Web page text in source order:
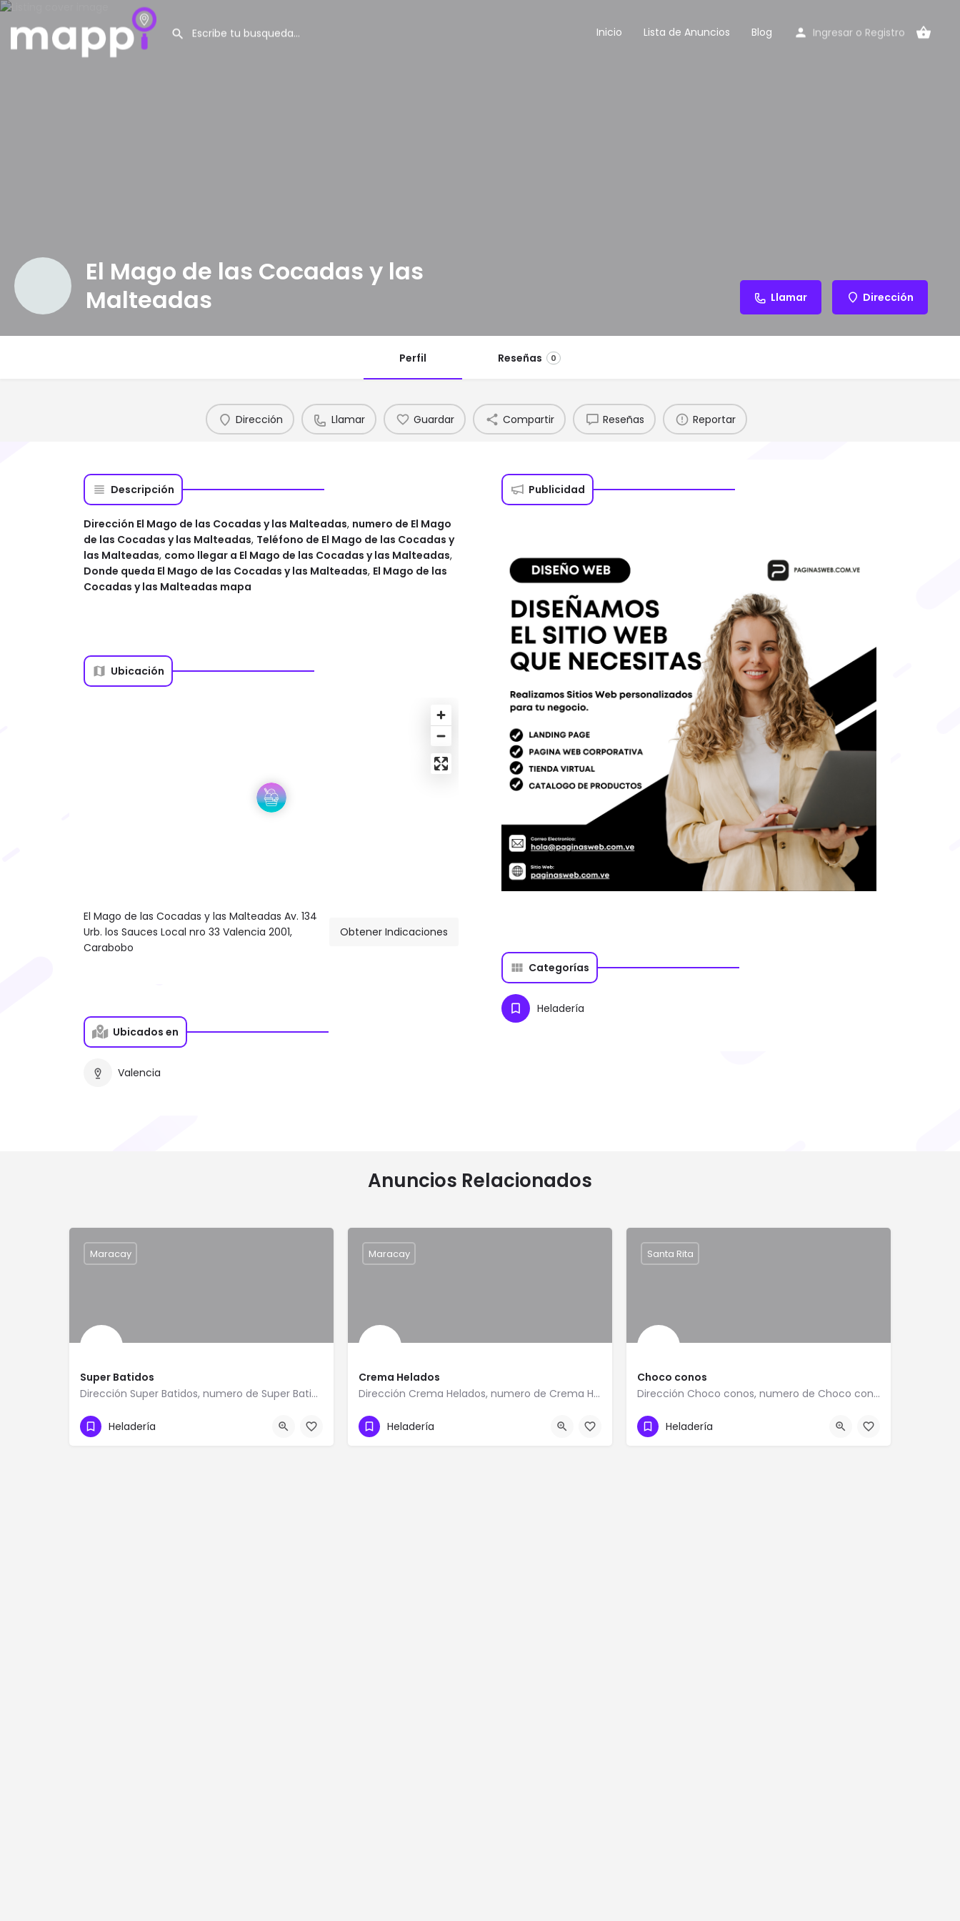
Inicio Lista de Anuncios Blog Ingresar o Registro
El Mago de las Cocadas y las
Malteadas
Llamar Dirección
Perfil Reseñas 0
Dirección Llamar Guardar Compartir Reseñas Reportar
Descripción
Dirección El Mago de las Cocadas y las Malteadas, numero de El Mago
de las Cocadas y las Malteadas, Teléfono de El Mago de las Cocadas y
las Malteadas, como llegar a El Mago de las Cocadas y las Malteadas,
Donde queda El Mago de las Cocadas y las Malteadas, El Mago de las
Cocadas y las Malteadas mapa
Ubicación
El Mago de las Cocadas y las Malteadas Av. 134
Urb. los Sauces Local nro 33 Valencia 2001,
Carabobo
Obtener Indicaciones
Ubicados en
Valencia
Publicidad
Categorías
Heladería
Anuncios Relacionados
Super Batidos
Dirección Super Batidos, numero de Super Batidos, Teléfono de Super Batidos, como llegar a Super Batidos,…
0412-4960903
Super Batidos 792J 462 Calle Luisa Caceres Maracay 2103
Maracay
Heladería
Crema Helados
Dirección Crema Helados, numero de Crema Helados, Teléfono de Crema Helados, como llegar a Crema Helados,…
0412-0431944
Crema Helados 6CRQ 64P Maracay 2101
Maracay
Heladería
Choco conos
Dirección Choco conos, numero de Choco conos, Teléfono de Choco conos, como llegar a Choco conos, Donde queda…
Choco conos 5CXG VHC Av. Francisco de Miranda Santa Rita 2106
Santa Rita
Heladería